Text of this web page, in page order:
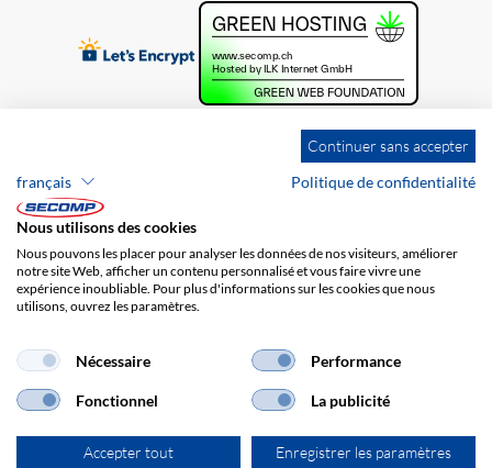
Brands
Protection des données
Frais de port
Continuer sans accepter
français
Politique de confidentialité
Nous utilisons des cookies
Nous pouvons les placer pour analyser les données de nos visiteurs, améliorer
notre site Web, afficher un contenu personnalisé et vous faire vivre une
expérience inoubliable. Pour plus d'informations sur les cookies que nous
utilisons, ouvrez les paramètres.
Nécessaire Performance
Fonctionnel La publicité
Accepter tout Enregistrer les paramètres